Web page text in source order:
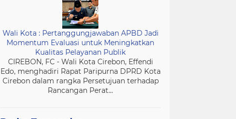
Wali Kota : Pertanggungjawaban APBD Jadi
Momentum Evaluasi untuk Meningkatkan
Kualitas Pelayanan Publik
CIREBON, FC - Wali Kota Cirebon, Effendi
Edo, menghadiri Rapat Paripurna DPRD Kota
Cirebon dalam rangka Persetujuan terhadap
Rancangan Perat...